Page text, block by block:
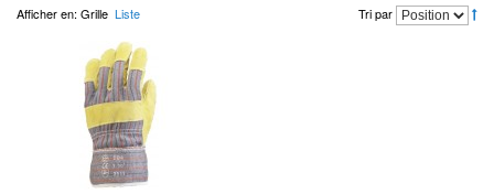
Afficher en: Grille Liste Tri par